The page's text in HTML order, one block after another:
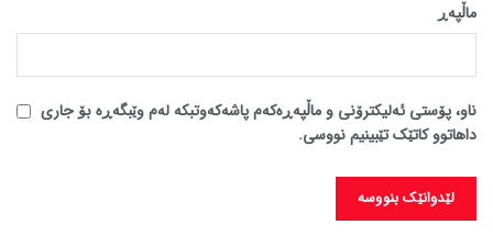
ماڵپه‌ڕ
ناو، پۆستی ئەلیکترۆنی و ماڵپەڕەکەم پاشەکەوتبکە لەم وێبگەڕە بۆ جاری
داهاتوو کاتێک تێبینیم نووسی.